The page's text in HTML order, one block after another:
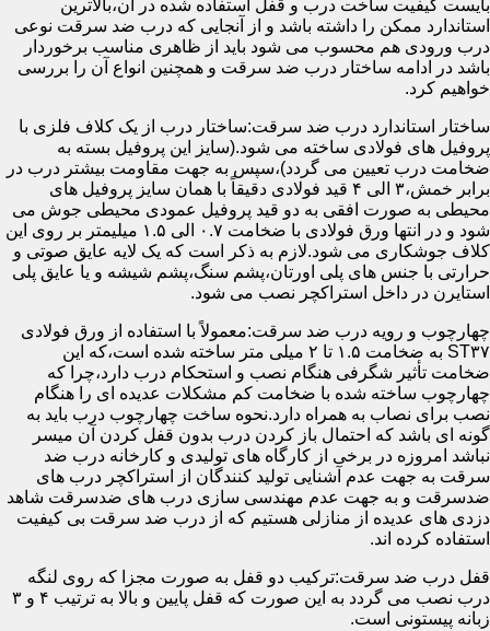
بایست کیفیت ساخت درب و قفل استفاده شده در آن،بالاترین
استاندارد ممکن را داشته باشد و از آنجایی که درب ضد سرقت نوعی
درب ورودی هم محسوب می شود باید از ظاهری مناسب برخوردار
باشد در ادامه ساختار درب ضد سرقت و همچنین انواع آن را بررسی
خواهیم کرد.
ساختار استاندارد درب ضد سرقت:ساختار درب از یک کلاف فلزی با
پروفیل های فولادی ساخته می شود.(سایز این پروفیل بسته به
ضخامت درب تعیین می گردد)،سپس به جهت مقاومت بیشتر درب در
برابر خمش،۳ الی ۴ قید فولادی دقیقاً با همان سایز پروفیل های
محیطی به صورت افقی به دو قید پروفیل عمودی محیطی جوش می
شود و در انتها ورق فولادی با ضخامت ۰.۷ الی ۱.۵ میلیمتر بر روی این
کلاف جوشکاری می شود.لازم به ذکر است که یک لایه عایق صوتی و
حرارتی با جنس های پلی اورتان،پشم سنگ،پشم شیشه و یا عایق پلی
استایرن در داخل استراکچر نصب می شود.
چهارچوب و رویه درب ضد سرقت:معمولاً با استفاده از ورق فولادی
ST۳۷ به ضخامت ۱.۵ تا ۲ میلی متر ساخته شده است،که این
ضخامت تأثیر شگرفی هنگام نصب و استحکام درب دارد،چرا که
چهارچوب ساخته شده با ضخامت کم مشکلات عدیده ای را هنگام
نصب برای نصاب به همراه دارد.نحوه ساخت چهارچوب درب باید به
گونه ای باشد که احتمال باز کردن درب بدون قفل کردن آن میسر
نباشد امروزه در برخی از کارگاه های تولیدی و کارخانه درب ضد
سرقت به جهت عدم آشنایی تولید کنندگان از استراکچر درب های
ضدسرقت و به جهت عدم مهندسی سازی درب های ضدسرقت شاهد
دزدی های عدیده از منازلی هستیم که از درب ضد سرقت بی کیفیت
استفاده کرده اند.
قفل درب ضد سرقت:ترکیب دو قفل به صورت مجزا که روی لنگه
درب نصب می گردد به این صورت که قفل پایین و بالا به ترتیب ۴ و ۳
زبانه پیستونی است.